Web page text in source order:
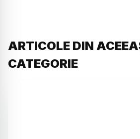
ARTICOLE DIN
CATEGORIE